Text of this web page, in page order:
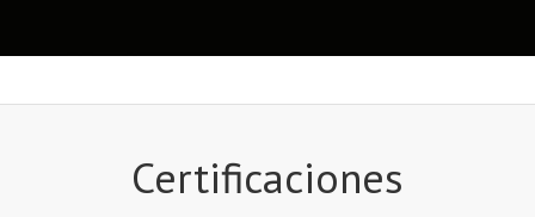
Certificaciones